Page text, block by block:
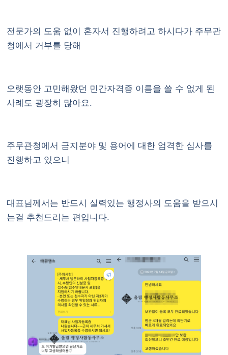
전문가의 도움 없이 혼자서 진행하려고 하시다가 주무관
청에서 거부를 당해
오랫동안 고민해왔던 민간자격증 이름을 쓸 수 없게 된
사례도 굉장히 많아요.
주무관청에서 금지분야 및 용어에 대한 엄격한 심사를
진행하고 있으니
대표님께서는 반드시 실력있는 행정사의 도움을 받으시
는걸 추천드리는 편입니다.